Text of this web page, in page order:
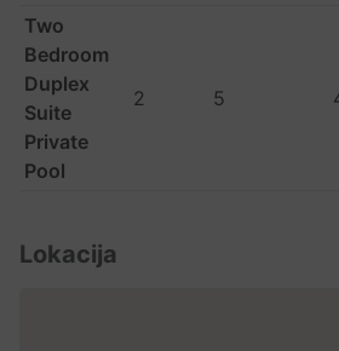
Two
Bedroom
Duplex
Suite
Private
Pool
2 5
Lokacija